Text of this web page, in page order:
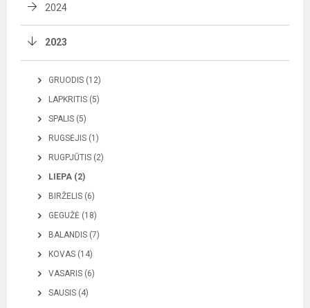
2024
2023
GRUODIS (12)
LAPKRITIS (5)
SPALIS (5)
RUGSĖJIS (1)
RUGPJŪTIS (2)
LIEPA (2)
BIRŽELIS (6)
GEGUŽĖ (18)
BALANDIS (7)
KOVAS (14)
VASARIS (6)
SAUSIS (4)